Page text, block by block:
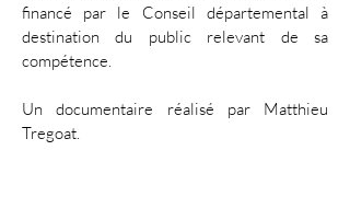
financé par le Conseil départemental à
destination du public relevant de sa
compétence.
Un documentaire réalisé par Matthieu
Tregoat.